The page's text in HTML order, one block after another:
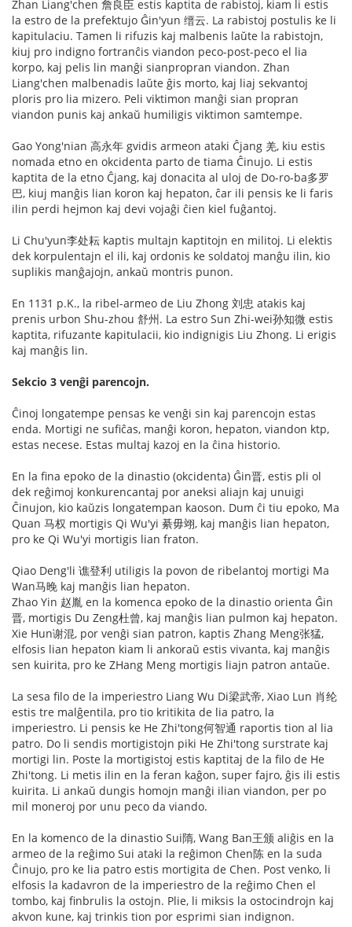
Zhan Liang'chen 詹良臣 estis kaptita de rabistoj, kiam li estis
la estro de la prefektujo Ĝin'yun 缙云. La rabistoj postulis ke li
kapitulaciu. Tamen li rifuzis kaj malbenis laŭte la rabistojn,
kiuj pro indigno fortranĉis viandon peco-post-peco el lia
korpo, kaj pelis lin manĝi sianpropran viandon. Zhan
Liang'chen malbenadis laŭte ĝis morto, kaj liaj sekvantoj
ploris pro lia mizero. Peli viktimon manĝi sian propran
viandon punis kaj ankaŭ humiligis viktimon samtempe.
Gao Yong'nian 高永年 gvidis armeon ataki Ĉjang 羌, kiu estis
nomada etno en okcidenta parto de tiama Ĉinujo. Li estis
kaptita de la etno Ĉjang, kaj donacita al uloj de Do-ro-ba多罗
巴, kiuj manĝis lian koron kaj hepaton, ĉar ili pensis ke li faris
ilin perdi hejmon kaj devi vojaĝi ĉien kiel fuĝantoj.
Li Chu'yun李处耘 kaptis multajn kaptitojn en militoj. Li elektis
dek korpulentajn el ili, kaj ordonis ke soldatoj manĝu ilin, kio
suplikis manĝajojn, ankaŭ montris punon.
En 1131 p.K., la ribel-armeo de Liu Zhong 刘忠 atakis kaj
prenis urbon Shu-zhou 舒州. La estro Sun Zhi-wei孙知微 estis
kaptita, rifuzante kapitulacii, kio indignigis Liu Zhong. Li erigis
kaj manĝis lin.
Sekcio 3 venĝi parencojn.
Ĉinoj longatempe pensas ke venĝi sin kaj parencojn estas
enda. Mortigi ne sufiĉas, manĝi koron, hepaton, viandon ktp,
estas necese. Estas multaj kazoj en la ĉina historio.
En la fina epoko de la dinastio (okcidenta) Ĝin晋, estis pli ol
dek reĝimoj konkurencantaj por aneksi aliajn kaj unuigi
Ĉinujon, kio kaŭzis longatempan kaoson. Dum ĉi tiu epoko, Ma
Quan 马权 mortigis Qi Wu'yi 綦毋翊, kaj manĝis lian hepaton,
pro ke Qi Wu'yi mortigis lian fraton.
Qiao Deng'li 谯登利 utiligis la povon de ribelantoj mortigi Ma
Wan马晚 kaj manĝis lian hepaton.
Zhao Yin 赵胤 en la komenca epoko de la dinastio orienta Ĝin
晋, mortigis Du Zeng杜曾, kaj manĝis lian pulmon kaj hepaton.
Xie Hun谢混, por venĝi sian patron, kaptis Zhang Meng张猛,
elfosis lian hepaton kiam li ankoraŭ estis vivanta, kaj manĝis
sen kuirita, pro ke ZHang Meng mortigis liajn patron antaŭe.
La sesa filo de la imperiestro Liang Wu Di梁武帝, Xiao Lun 肖纶
estis tre malĝentila, pro tio kritikita de lia patro, la
imperiestro. Li pensis ke He Zhi'tong何智通 raportis tion al lia
patro. Do li sendis mortigistojn piki He Zhi'tong surstrate kaj
mortigi lin. Poste la mortigistoj estis kaptitaj de la filo de He
Zhi'tong. Li metis ilin en la feran kaĝon, super fajro, ĝis ili estis
kuirita. Li ankaŭ dungis homojn manĝi ilian viandon, per po
mil moneroj por unu peco da viando.
En la komenco de la dinastio Sui隋, Wang Ban王颁 aliĝis en la
armeo de la reĝimo Sui ataki la reĝimon Chen陈 en la suda
Ĉinujo, pro ke lia patro estis mortigita de Chen. Post venko, li
elfosis la kadavron de la imperiestro de la reĝimo Chen el
tombo, kaj finbrulis la ostojn. Plie, li miksis la ostocindrojn kaj
akvon kune, kaj trinkis tion por esprimi sian indignon.